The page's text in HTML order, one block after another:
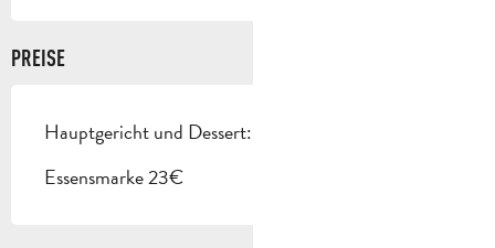
PREISE
Hauptgericht und Dessert: 22€.
Essensmarke 23€